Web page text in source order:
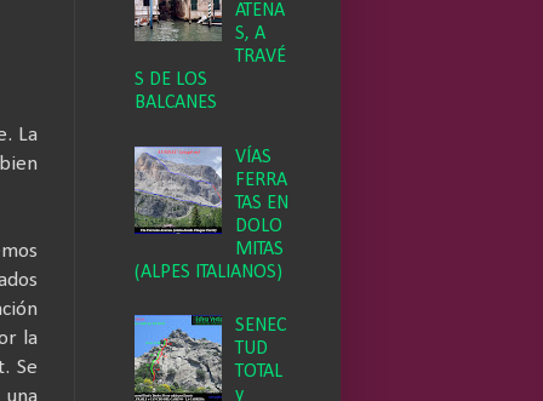
La
la
Se
ATENA
S, A
TRAVÉ
S DE LOS
BALCANES
VÍAS
FERRA
TAS EN
DOLO
MITAS
(ALPES ITALIANOS)
SENEC
TUD
TOTAL
y